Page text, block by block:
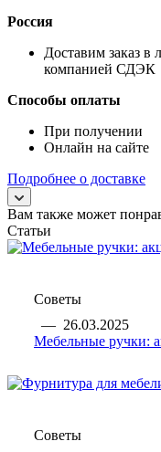
Россия
Доставим заказ в
компанией СДЭК
Способы оплаты
При получении
Онлайн на сайте
Подробнее о доставке
Вам также может
Статьи
Советы
— 26.03.2025
Мебельные ручки:
Советы